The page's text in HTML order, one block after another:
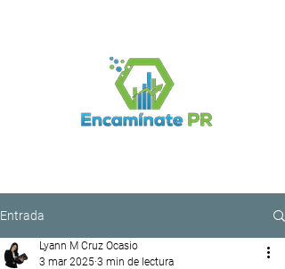
Entrada
Lyann M Cruz Ocasio
3 mar 2025 3 min de lectura